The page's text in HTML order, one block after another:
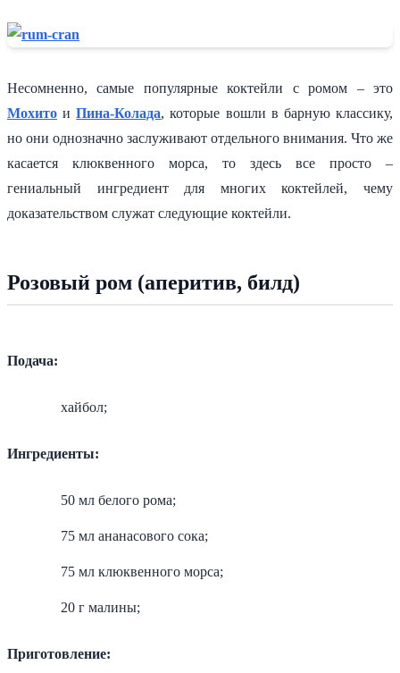
Несомненно, самые популярные коктейли с ромом – это
Мохито иПина-Колада, которые вошли в барную классику,
но они однозначно заслуживают отдельного внимания. Что же
касается клюквенного морса, то здесь все просто –
гениальный ингредиент для многих коктейлей, чему
доказательством служат следующие коктейли.
Розовый ром (аперитив, билд)
Подача:
хайбол;
Ингредиенты:
50 мл белого рома;
75 мл ананасового сока;
75 мл клюквенного морса;
20 г малины;
Приготовление: